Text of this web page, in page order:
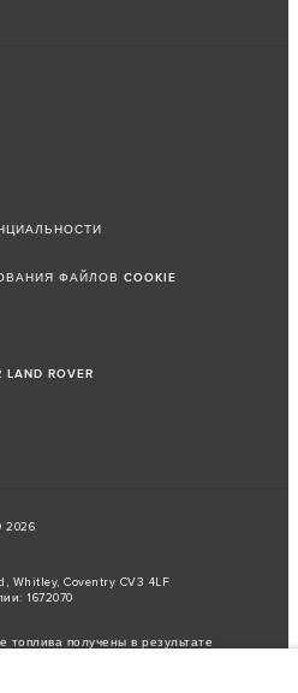
ФАЙЛОВ COOKIE
ROVER
2026
Whitley, Coventry CV3 4LF
1672070
получены в результате